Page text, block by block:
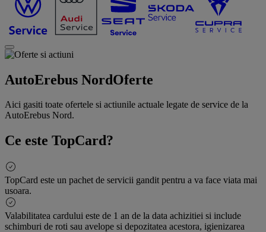
AutoErebus NordOferte
Aici gasiti toate ofertele si actiunile actuale legate de service de la
AutoErebus Nord.
Ce este TopCard?
TopCard este un pachet de servicii gandit pentru a va face viata mai
usoara.
Valabilitatea cardului este de 1 an de la data achizitiei si include
schimburi de roti sau avelope si depozitatea acestora, igienizarea